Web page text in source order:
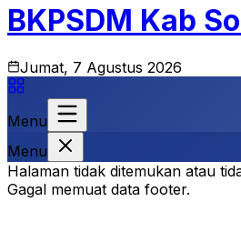
BKPSDM Kab
Jumat, 7 Agustus 2026
Menu
Menu
Halaman tidak ditemukan atau
Gagal memuat data footer.